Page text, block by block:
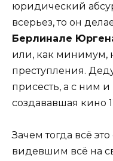
юридический
всерьез, то он
Берлинале
или, как минимум,
преступления.
присесть, а с ним
создававшая кино
Зачем тогда всё
видевшим всё на